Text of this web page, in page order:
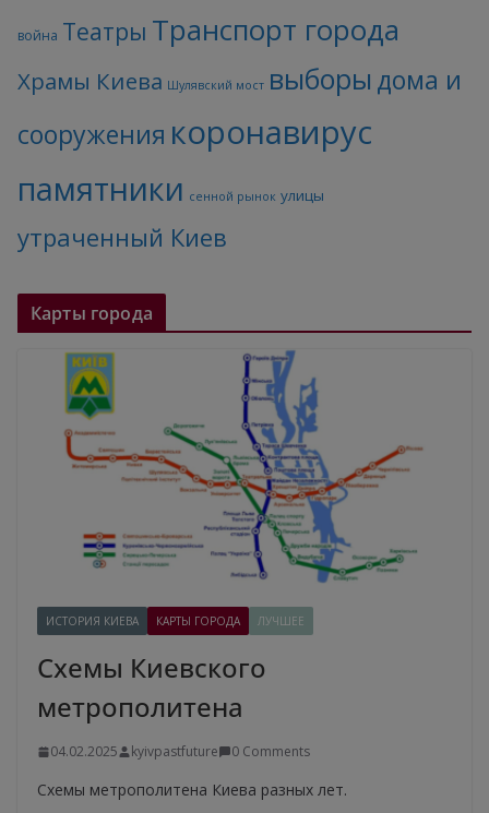
война Театры Транспорт города
Храмы Киева Шулявский мост выборы дома и
сооружения коронавирус
памятники сенной рынок улицы
утраченный Киев
Карты города
ИСТОРИЯ КИЕВА КАРТЫ ГОРОДА ЛУЧШЕЕ
Схемы Киевского
метрополитена
04.02.2025 kyivpastfuture 0 Comments
Схемы метрополитена Киева разных лет.